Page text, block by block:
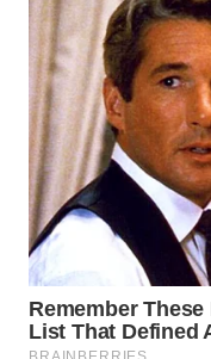
WAHANA
TV
WAHANANEWS
ID
WAHANANEWS
WAHANANEWS
NET